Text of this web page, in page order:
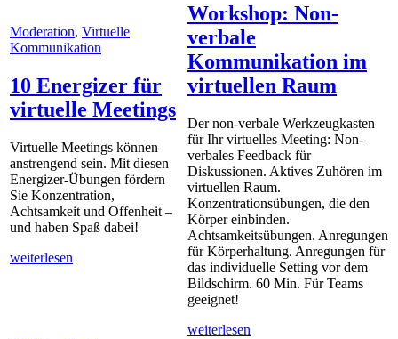
Moderation, Virtuelle
Kommunikation
10 Energizer für
virtuelle Meetings
Virtuelle Meetings können
anstrengend sein. Mit diesen
Energizer-Übungen fördern
Sie Konzentration,
Achtsamkeit und Offenheit –
und haben Spaß dabei!
weiterlesen
Workshop: Non-
verbale
Kommunikation im
virtuellen Raum
Der non-verbale Werkzeugkasten
für Ihr virtuelles Meeting: Non-
verbales Feedback für
Diskussionen. Aktives Zuhören im
virtuellen Raum.
Konzentrationsübungen, die den
Körper einbinden.
Achtsamkeitsübungen. Anregungen
für Körperhaltung. Anregungen für
das individuelle Setting vor dem
Bildschirm. 60 Min. Für Teams
geeignet!
weiterlesen